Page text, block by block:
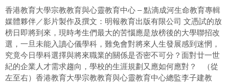
香港教育大學宗教教育與心靈教育中心 – 點滴成河生命教育專輯
媒體夥伴／影片製作及撰文：明報教育出版有限公司 文憑試的放
榜日即將到來，現時考生們最大的苦惱應是放榜後的大學聯招改
選，一旦未能入讀心儀學科，難免會對將來人生發展感到迷惘，
究竟今日學科選擇與將來職業的關係是否密不可分？面對廿一世
紀的企業人才需求趨向，學校的生涯規劃又應如何應對？ （從
左至右）香港教育大學宗教教育與心靈教育中心總監李子建教